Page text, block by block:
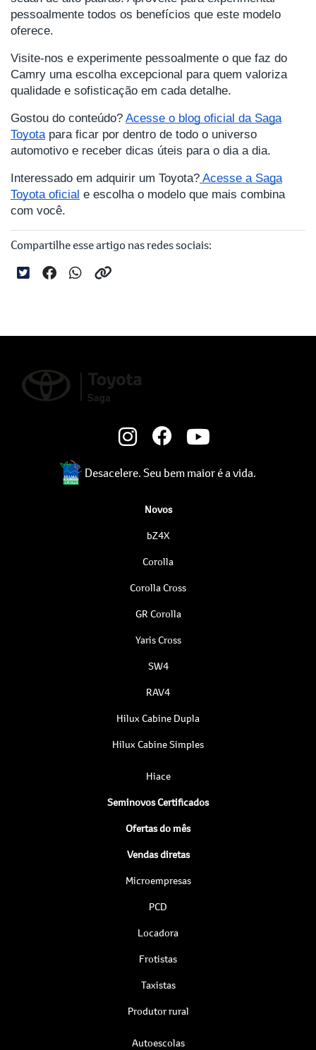
pessoalmente todos os benefícios que este modelo
oferece.
Visite-nos e experimente pessoalmente o que faz do
Camry uma escolha excepcional para quem valoriza
qualidade e sofisticação em cada detalhe.
Gostou do conteúdo? Acesse o blog oficial da Saga
Toyota para ficar por dentro de todo o universo
automotivo e receber dicas úteis para o dia a dia.
Interessado em adquirir um Toyota? Acesse a Saga
Toyota oficial e escolha o modelo que mais combina
com você.
Compartilhe esse artigo nas redes sociais:
Desacelere. Seu bem maior é a vida.
Novos
bZ4X
Corolla
Corolla Cross
GR Corolla
Yaris Cross
SW4
RAV4
Hilux Cabine Dupla
Hilux Cabine Simples
Hiace
Seminovos Certificados
Ofertas do mês
Vendas diretas
Microempresas
PCD
Locadora
Frotistas
Taxistas
Produtor rural
Autoescolas